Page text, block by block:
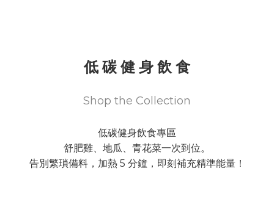
低 碳 健 身 飲 食
Shop the Collection
低碳健身飲食專區
舒肥雞、地瓜、青花菜一次到位。
告別繁瑣備料，加熱 5 分鐘，即刻補充精準能量！